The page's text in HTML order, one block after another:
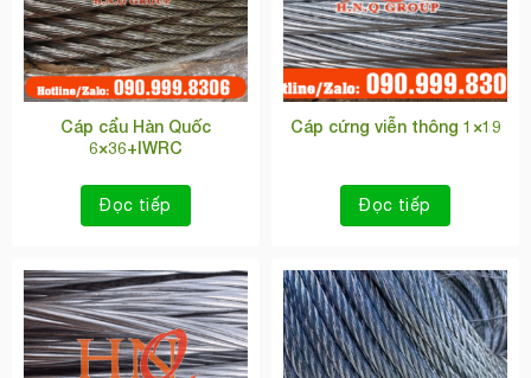
Cáp cẩu Hàn Quốc
6×36+IWRC
Đọc tiếp
Cáp cứng viễn thông 1×19
Đọc tiếp